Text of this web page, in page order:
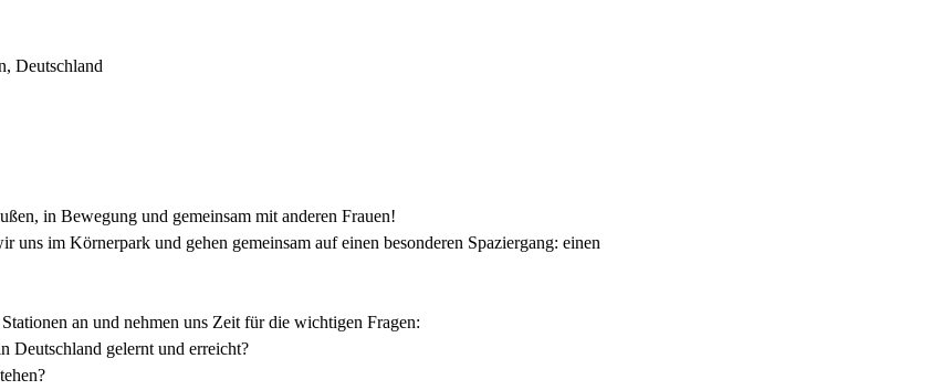
Deutschland
in Bewegung und gemeinsam mit anderen Frauen!
uns im Körnerpark und gehen gemeinsam auf einen besonderen Spaziergang: einen
an und nehmen uns Zeit für die wichtigen Fragen:
Deutschland gelernt und erreicht?